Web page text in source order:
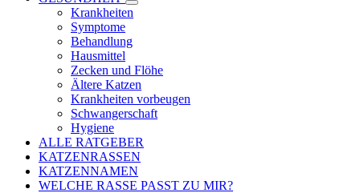
Krankheiten
Symptome
Behandlung
Hausmittel
Zecken und Flöhe
Ältere Katzen
Krankheiten vorbeugen
Schwangerschaft
Hygiene
ALLE RATGEBER
KATZENRASSEN
KATZENNAMEN
WELCHE RASSE PASST ZU MIR?